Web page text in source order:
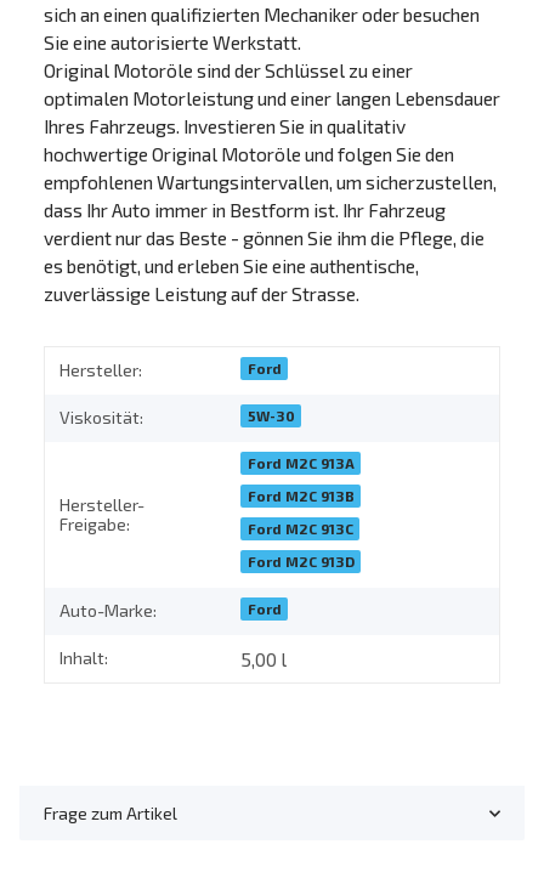
sich an einen qualifizierten Mechaniker oder besuchen
Sie eine autorisierte Werkstatt.
Original Motoröle sind der Schlüssel zu einer
optimalen Motorleistung und einer langen Lebensdauer
Ihres Fahrzeugs. Investieren Sie in qualitativ
hochwertige Original Motoröle und folgen Sie den
empfohlenen Wartungsintervallen, um sicherzustellen,
dass Ihr Auto immer in Bestform ist. Ihr Fahrzeug
verdient nur das Beste - gönnen Sie ihm die Pflege, die
es benötigt, und erleben Sie eine authentische,
zuverlässige Leistung auf der Strasse.
Hersteller: Ford
Viskosität: 5W-30
Hersteller-
Freigabe:
Ford M2C 913A
Ford M2C 913B
Ford M2C 913C
Ford M2C 913D
Auto-Marke: Ford
Inhalt: 5,00 l
Frage zum Artikel